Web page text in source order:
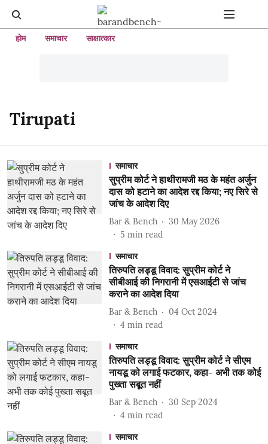
होम समाचार साक्षात्कार
Tirupati
समाचार
सुप्रीम कोर्ट ने हाथीरामजी मठ के महंत अर्जुन
दास को हटाने का आदेश रद्द किया; नए सिरे से
जांच के आदेश दिए
Bar & Bench
30 May 2026
5 min read
समाचार
तिरुपति लड्डू विवाद: सुप्रीम कोर्ट ने
सीबीआई की निगरानी में एसआईटी से जांच
कराने का आदेश दिया
Bar & Bench
04 Oct 2024
4 min read
समाचार
तिरुपति लड्डू विवाद: सुप्रीम कोर्ट ने सीएम
नायडू को लगाई फटकार, कहा- अभी तक कोई
पुख्ता सबूत नहीं
Bar & Bench
30 Sep 2024
4 min read
समाचार